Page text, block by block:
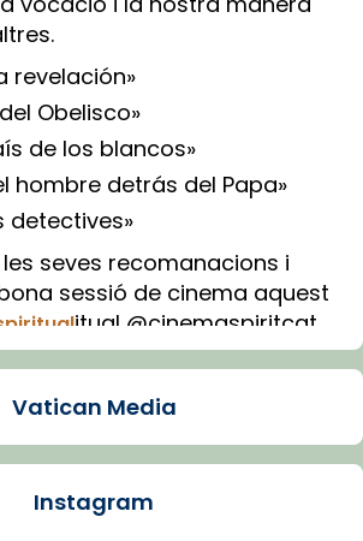
revelación»
Obelisco»
de los blancos»
hombre detrás del Papa»
detectives»
seves recomanacions i
sessió de cinema aquest
itual @cinemaspiritcat
amb IA (OpenAI)
Share
de Barcelona
Vatican Media
Instagram